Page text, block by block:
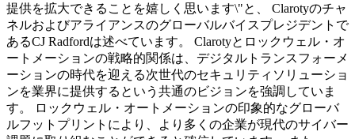
提供を拡大できることを嬉しく思います\"と、 Clarotyのチャ
ネルおよびアライアンスのグローバルバイスプレジデントで
あるCJ Radfordは述べています。 Clarotyとロックウェル・オ
ートメーションの戦略的関係は、デジタルトランスフォーメ
ーションの時代を迎える次世代のセキュリティソリューショ
ンを業界に提供するという共通のビジョンを強調していま
す。 ロックウェル・オートメーションの印象的なグローバ
ルフットプリントにより、より多くの企業が現代のサイバー